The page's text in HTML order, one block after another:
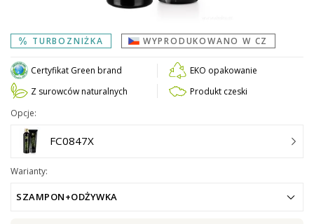
TURBOZNIŻKA WYPRODUKOWANO W CZ
Certyfikat Green brand
EKO opakowanie
Z surowców naturalnych
Produkt czeski
Opcje:
FC0847X
Warianty:
SZAMPON+ODŻYWKA